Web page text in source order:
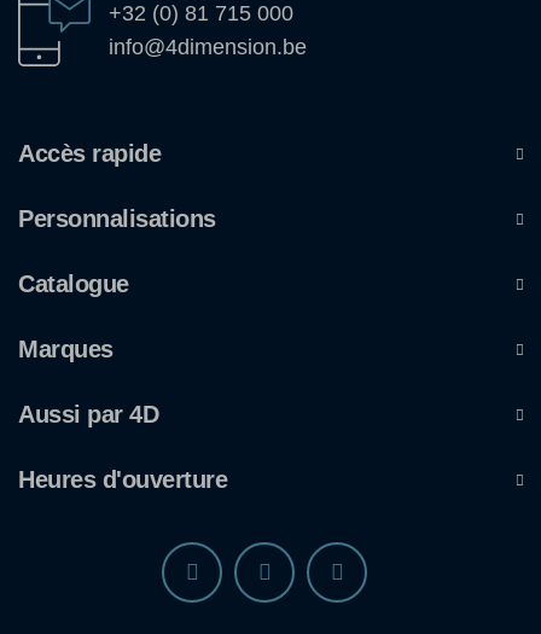
+32 (0) 81 715 000
info@4dimension.be
Accès rapide
Personnalisations
Catalogue
Marques
Aussi par 4D
Heures d'ouverture